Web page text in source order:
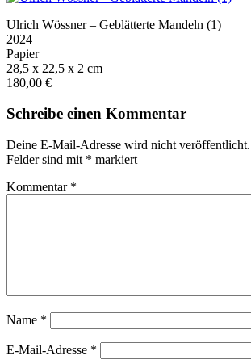
Ulrich Wössner – Geblätterte Mandeln (1)
2024
Papier
28,5 x 22,5 x 2 cm
180,00 €
Schreibe einen Kommentar
Deine E-Mail-Adresse wird nicht veröffentlicht.
Felder sind mit * markiert
Kommentar *
Name *
E-Mail-Adresse *